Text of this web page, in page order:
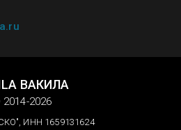
ВАКИЛА
2026
ИНН 1659131624